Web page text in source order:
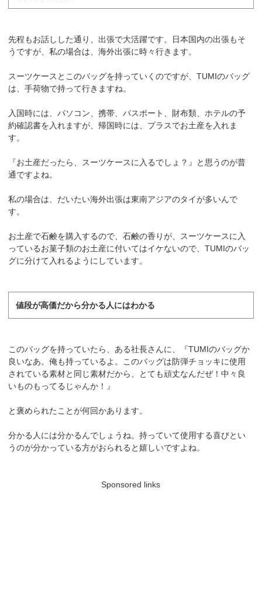
先程もお話しした通り、出張で大活躍です。日本国内の出張もそ
うですが、私の場合は、海外出張に時々行きます。
スーツケースとこのバッグを持っていくのですが、TUMIのバッグ
は、手荷物で持って行きますね。
入国時には、パソコン、携帯、パスポート、財布類、ホテルの予
約確認書を入れますが、帰国時には、プラスでお土産を入れま
す。
『お土産だったら、スーツケースに入るでしょ？』と思うのが普
通ですよね。
私の場合は、だいたい海外出張は東南アジアのタイが多いんで
す。
お土産で石鹸を購入するので、石鹸の香りが、スーツケースに入
っているお菓子類のお土産に付いてはイケないので、TUMIのバッ
グに分けて入れるようにしています。
値段が高価だから分かる人にはわかる
このバッグを持っていたら、ある社長さんに、『TUMIのバッグか
良いなあ。俺も持っているよ。このバッグは防弾チョッキに使用
されている素材と同じ素材だから、とても頑丈なんだぜ！中々良
いものもってるじゃんか！』
と褒められたことが何回かあります。
分かる人には分かるんでしょうね。持っていて使用する喜びとい
うのが分かっている方がおられると嬉しいですよね。
Sponsored links